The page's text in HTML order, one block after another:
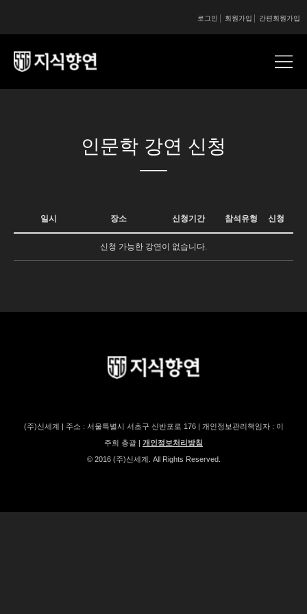
간편회원가입
회원가입
로그인
인문학 강연 신청
일시 장소 신청기간 참석유형 신청
신청 가능한 강연이 없습니다.
(주)신세계 | 주소 : 서울특별시 서초구 신반포로 176 | 개인정보관리책임자 : 이
주희 총괄 | 개인정보처리방침